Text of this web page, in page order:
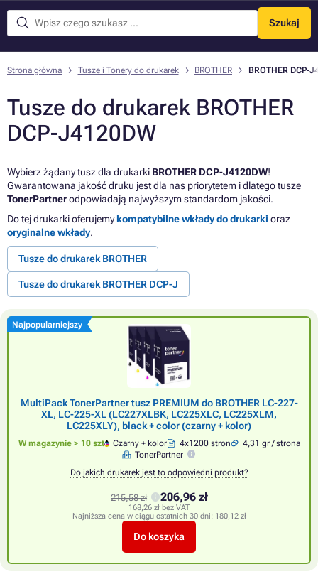
Szukaj
Menu
Strona główna Tusze i Tonery do drukarek BROTHER BROTHER DCP-
Tusze do drukarek BROTHER
DCP-J4120DW
Wybierz żądany tusz dla drukarki BROTHER DCP-J4120DW!
Gwarantowana jakość druku jest dla nas priorytetem i dlatego tusze
TonerPartnerodpowiadają najwyższym standardom jakości.
Do tej drukarki oferujemykompatybilne wkłady do drukarki oraz
oryginalne wkłady.
Tusze do drukarek BROTHER
Tusze do drukarek BROTHER DCP-J
Najpopularniejszy
MultiPack TonerPartner tusz PREMIUM do BROTHER LC-227-
XL, LC-225-XL (LC227XLBK, LC225XLC, LC225XLM,
LC225XLY), black + color (czarny + kolor)
W magazynie > 10 szt Czarny + kolor 4x1200 stron
4,31 gr / strona
TonerPartner
Do jakich drukarek jest to odpowiedni produkt?
215,58 zł 206,96 zł
168,26 zł bez VAT
Najniższa cena w ciągu ostatnich 30 dni: 180,12 zł
Do koszyka